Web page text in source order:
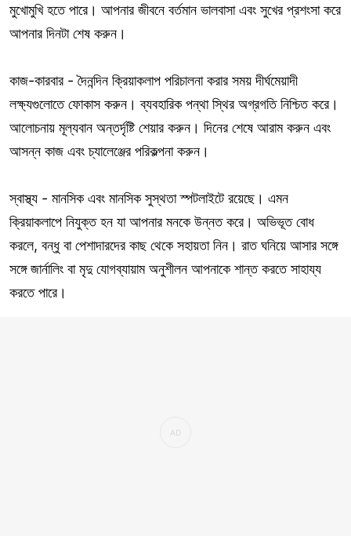
মুখোমুখি হতে পারে। আপনার জীবনে বর্তমান ভালবাসা এবং সুখের প্রশংসা করে
আপনার দিনটা শেষ করুন।
কাজ-কারবার - দৈনন্দিন ক্রিয়াকলাপ পরিচালনা করার সময় দীর্ঘমেয়াদী
লক্ষ্যগুলোতে ফোকাস করুন। ব্যবহারিক পন্থা স্থির অগ্রগতি নিশ্চিত করে।
আলোচনায় মূল্যবান অন্তর্দৃষ্টি শেয়ার করুন। দিনের শেষে আরাম করুন এবং
আসন্ন কাজ এবং চ্যালেঞ্জের পরিকল্পনা করুন।
স্বাস্থ্য - মানসিক এবং মানসিক সুস্থতা স্পটলাইটে রয়েছে। এমন
ক্রিয়াকলাপে নিযুক্ত হন যা আপনার মনকে উন্নত করে। অভিভূত বোধ
করলে, বন্ধু বা পেশাদারদের কাছ থেকে সহায়তা নিন। রাত ঘনিয়ে আসার সঙ্গে
সঙ্গে জার্নালিং বা মৃদু যোগব্যায়াম অনুশীলন আপনাকে শান্ত করতে সাহায্য
করতে পারে।